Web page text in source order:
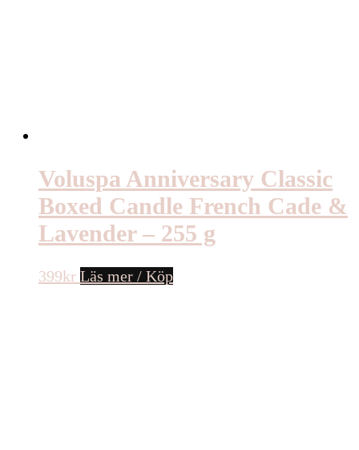
Voluspa Anniversary Classic
Boxed Candle French Cade &
Lavender – 255 g
399kr Läs mer / Köp